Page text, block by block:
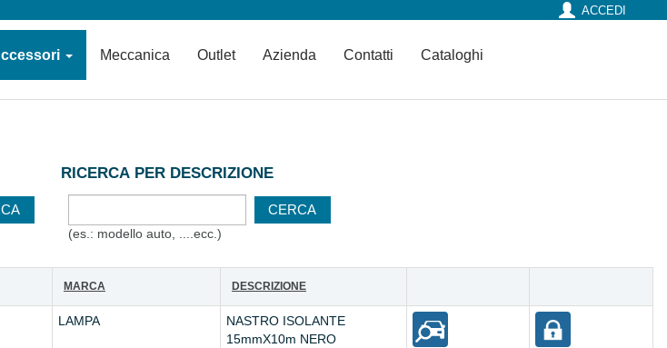
ACCEDI
Accessori Meccanica Outlet Azienda Contatti Cataloghi
RICERCA PER DESCRIZIONE
(es.: modello auto, ....ecc.)
MARCA DESCRIZIONE
LAMPA
NASTRO ISOLANTE
15mmX10m NERO